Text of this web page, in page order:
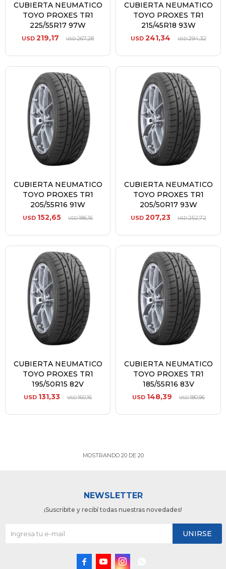
CUBIERTA NEUMATICO
TOYO PROXES TR1
225/55R17 97W
USD 219,17 USD267,28
CUBIERTA NEUMATICO
TOYO PROXES TR1
215/45R18 93W
USD 241,34 USD294,32
CUBIERTA NEUMATICO
TOYO PROXES TR1
205/55R16 91W
USD 152,65 USD186,16
CUBIERTA NEUMATICO
TOYO PROXES TR1
205/50R17 93W
USD 207,23 USD252,72
CUBIERTA NEUMATICO
TOYO PROXES TR1
195/50R15 82V
USD 131,33 USD160,16
CUBIERTA NEUMATICO
TOYO PROXES TR1
185/55R16 83V
USD 148,39 USD180,96
MOSTRANDO 20DE 20
NEWSLETTER
¡Suscribite y recibí todas nuestras novedades!
UNIRSE
  